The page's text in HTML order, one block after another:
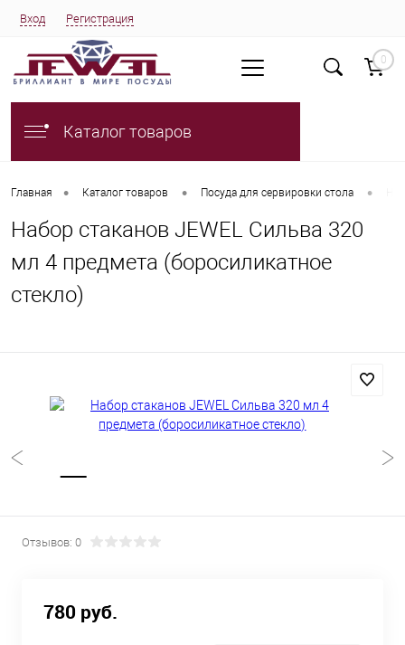
Вход Регистрация
0
Каталог товаров
Главная • Каталог товаров • Посуда для сервировки стола •
Набор стаканов JEWEL Сильва 320
мл 4 предмета (боросиликатное
стекло)
Отзывов: 0
780 руб.